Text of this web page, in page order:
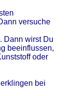
versuche
Dann wirst Du
beeinflussen,
oder
bei